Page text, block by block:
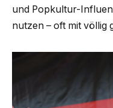
und Popkultur-
nutzen – oft mit völlig